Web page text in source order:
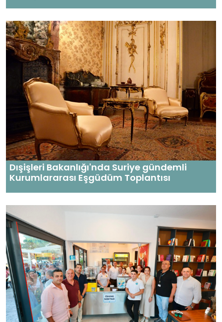
Dışişleri Bakanlığı'nda Suriye gündemli
Kurumlararası Eşgüdüm Toplantısı